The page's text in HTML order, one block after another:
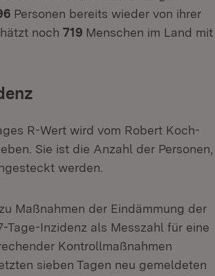
Personen bereits wieder von ihrer
noch 719 Menschen im Land mit
R-Wert wird vom Robert Koch-
Sie ist die Anzahl der Personen,
werden.
Maßnahmen der Eindämmung der
Tage-Inzidenz als Messzahl für eine
Kontrollmaßnahmen
sieben Tagen neu gemeldeten